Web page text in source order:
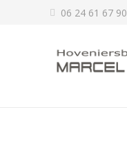
06 24 61 67 90